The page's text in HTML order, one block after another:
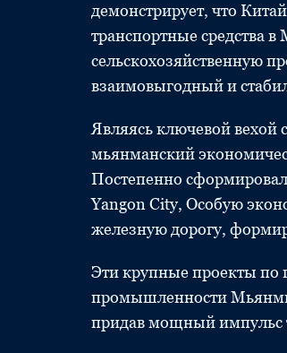
демонстрирует, что
транспортные средства
сельскохозяйственную
взаимовыгодный и
Являясь ключевой вехой
мьянманский
Постепенно
Yangon City, Особую
железную дорогу,
Эти крупные проекты
промышленности Мьянмы
придав мощный импульс